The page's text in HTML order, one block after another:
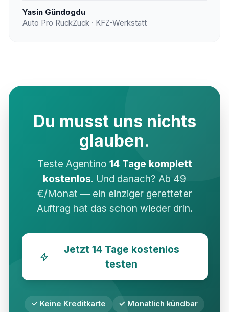
Yasin Gündogdu
Auto Pro RuckZuck · KFZ-Werkstatt
Du musst uns nichts
glauben.
Teste Agentino 14 Tage komplett
kostenlos. Und danach? Ab 49
€/Monat — ein einziger geretteter
Auftrag hat das schon wieder drin.
Jetzt 14 Tage kostenlos
testen
✓ Keine Kreditkarte
✓ Monatlich kündbar